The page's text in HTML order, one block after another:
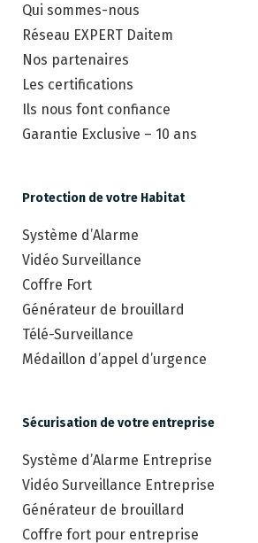
Qui sommes-nous
Réseau EXPERT Daitem
Nos partenaires
Les certifications
Ils nous font confiance
Garantie Exclusive – 10 ans
Protection de votre Habitat
Système d’Alarme
Vidéo Surveillance
Coffre Fort
Générateur de brouillard
Télé-Surveillance
Médaillon d’appel d’urgence
Sécurisation de votre entreprise
Système d’Alarme Entreprise
Vidéo Surveillance Entreprise
Générateur de brouillard
Coffre fort pour entreprise